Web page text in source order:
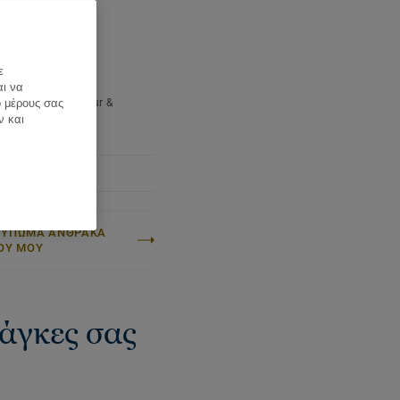
of all handcrafted
Quercus Robur &
Petraea
ΑΝΘΡΑΚΑ
ΜΟΥ
σας
να
μέρους σας
και